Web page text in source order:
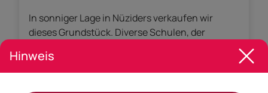
In sonniger Lage in Nüziders verkaufen wir
dieses Grundstück. Diverse Schulen, der
wenigen Gehminuten erreichbar – ebenso der
Sportplatz und die Tennisplätze.
Hinweis